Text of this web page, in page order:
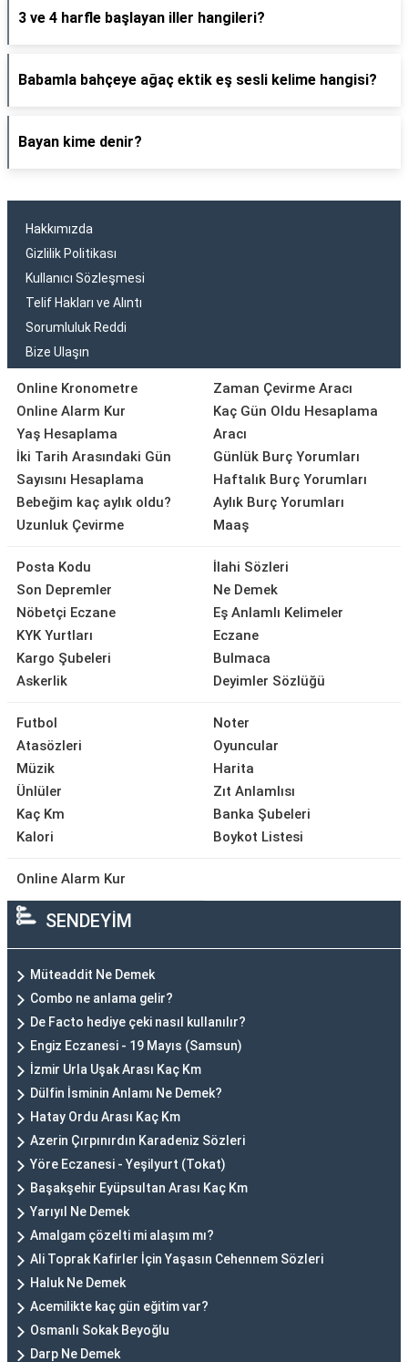
3 ve 4 harfle başlayan iller hangileri?
Babamla bahçeye ağaç ektik eş sesli kelime hangisi?
Bayan kime denir?
Hakkımızda
Gizlilik Politikası
Kullanıcı Sözleşmesi
Telif Hakları ve Alıntı
Sorumluluk Reddi
Bize Ulaşın
Online Kronometre
Online Alarm Kur
Yaş Hesaplama
İki Tarih Arasındaki Gün
Sayısını Hesaplama
Bebeğim kaç aylık oldu?
Uzunluk Çevirme
Zaman Çevirme Aracı
Kaç Gün Oldu Hesaplama
Aracı
Günlük Burç Yorumları
Haftalık Burç Yorumları
Aylık Burç Yorumları
Maaş
Posta Kodu
Son Depremler
Nöbetçi Eczane
KYK Yurtları
Kargo Şubeleri
Askerlik
İlahi Sözleri
Ne Demek
Eş Anlamlı Kelimeler
Eczane
Bulmaca
Deyimler Sözlüğü
Futbol
Atasözleri
Müzik
Ünlüler
Kaç Km
Kalori
Noter
Oyuncular
Harita
Zıt Anlamlısı
Banka Şubeleri
Boykot Listesi
Online Alarm Kur
SENDEYİM
Müteaddit Ne Demek
Combo ne anlama gelir?
De Facto hediye çeki nasıl kullanılır?
Engiz Eczanesi - 19 Mayıs (Samsun)
İzmir Urla Uşak Arası Kaç Km
Dülfin İsminin Anlamı Ne Demek?
Hatay Ordu Arası Kaç Km
Azerin Çırpınırdın Karadeniz Sözleri
Yöre Eczanesi - Yeşilyurt (Tokat)
Başakşehir Eyüpsultan Arası Kaç Km
Yarıyıl Ne Demek
Amalgam çözelti mi alaşım mı?
Ali Toprak Kafirler İçin Yaşasın Cehennem Sözleri
Haluk Ne Demek
Acemilikte kaç gün eğitim var?
Osmanlı Sokak Beyoğlu
Darp Ne Demek